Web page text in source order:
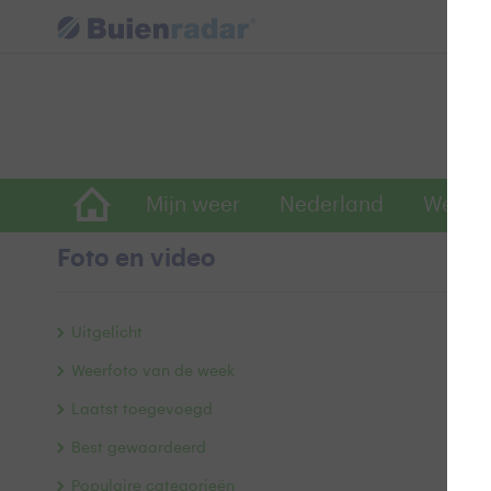
Mijn weer Nederland
Foto en video
Uitgelicht
Weerfoto van de week
Laatst toegevoegd
Best gewaardeerd
Populaire categorieën